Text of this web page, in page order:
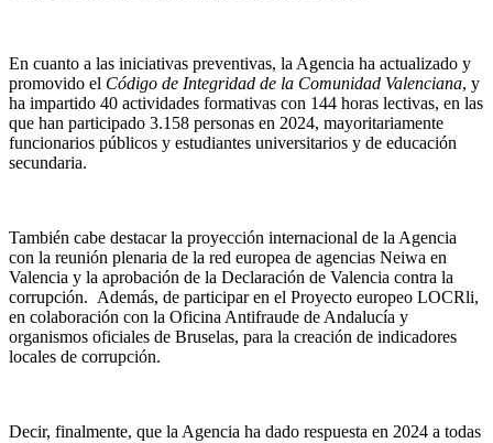
En cuanto a las iniciativas preventivas, la Agencia ha actualizado y
promovido el Código de Integridad de la Comunidad Valenciana, y
ha impartido 40 actividades formativas con 144 horas lectivas, en las
que han participado 3.158 personas en 2024, mayoritariamente
funcionarios públicos y estudiantes universitarios y de educación
secundaria.
También cabe destacar la proyección internacional de la Agencia
con la reunión plenaria de la red europea de agencias Neiwa en
Valencia y la aprobación de la Declaración de Valencia contra la
corrupción. Además, de participar en el Proyecto europeo LOCRli,
en colaboración con la Oficina Antifraude de Andalucía y
organismos oficiales de Bruselas, para la creación de indicadores
locales de corrupción.
Decir, finalmente, que la Agencia ha dado respuesta en 2024 a todas